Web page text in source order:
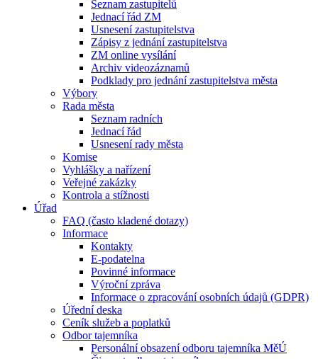
Seznam zastupitelů
Jednací řád ZM
Usnesení zastupitelstva
Zápisy z jednání zastupitelstva
ZM online vysílání
Archiv videozáznamů
Podklady pro jednání zastupitelstva města
Výbory
Rada města
Seznam radních
Jednací řád
Usnesení rady města
Komise
Vyhlášky a nařízení
Veřejné zakázky
Kontrola a stížnosti
Úřad
FAQ (často kladené dotazy)
Informace
Kontakty
E-podatelna
Povinné informace
Výroční zpráva
Informace o zpracování osobních údajů (GDPR)
Úřední deska
Ceník služeb a poplatků
Odbor tajemníka
Personální obsazení odboru tajemníka MěÚ